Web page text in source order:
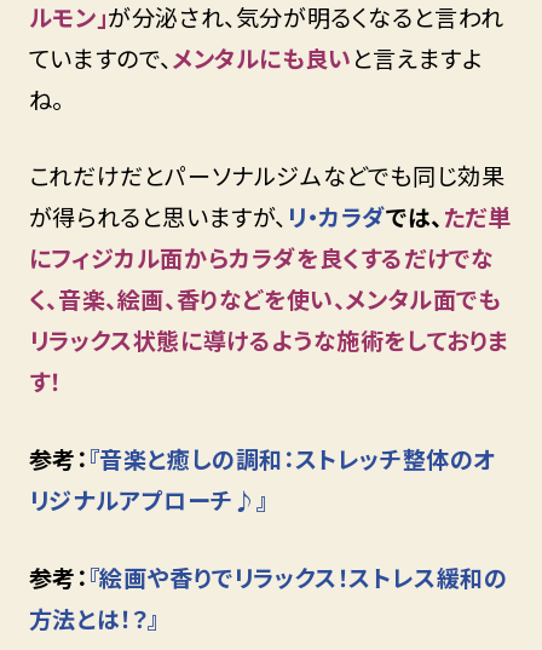
ルモン」が分泌され、気分が明るくなると言われ
ていますので、メンタルにも良いと言えますよ
ね。
これだけだとパーソナルジムなどでも同じ効果
が得られると思いますが、 リ・カラダでは、ただ単
にフィジカル面からカラダを良くするだけでな
く、音楽、絵画、香りなどを使い、メンタル面でも
リラックス状態に導けるような施術をしておりま
す！
参考：『音楽と癒しの調和：ストレッチ整体のオ
リジナルアプローチ♪』
参考：『絵画や香りでリラックス！ストレス緩和の
方法とは！？』